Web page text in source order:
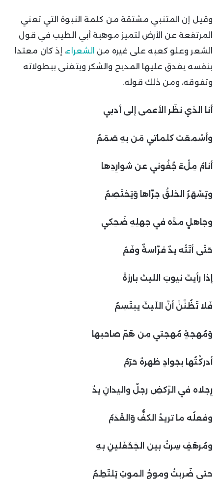
وقيل إن المتنبي مشتقة من كلمة النبوة التي تعني
المرتفعة عن الأرض لتميز موهبة أبي الطيب في قول
الشعر وعلو كعبه على غيره من الشعراء، إذ كان معتدا
بنفسه يغدق عليها المديح والشكر ويتغنى ببطولاته
وتفوقه، ومن ذلك قوله.
أنا الذي نظَر الأعمى إلى أدبي
وأسْمعَت كلماتي مَن بهِ صَمَمُ
أنامُ مِلْءَ جُفُوني عن شوارِدِها
ويَسْهَرُ الخلقُ جرَّاها وَيَختَصِمُ
وجاهلٍ مدَّه في جهلِهِ ضَحِكي
حَتّى أتَتْه يدٌ فرَّاسةٌ وفَمُ
إذا رأيتَ نيوبَ الليث بارزةً
فَلا تَظُنَّنَّ أنَّ اللَيثَ يبتَسِمُ
وَمُهجةٍ مُهجتي مِن هَمّ صاحبها
أدركْتُها بجَوادٍ ظهرهُ حَرَمُ
رِجلاه في الرَّكضِ رجلٌ واليدانِ يدٌ
وفعلُه ما تريدُ الكفُّ وَالقَدَمُ
ومُرهَفٍ سِرتُ بين الجَحْفَلينِ بهِ
حتى ضَربتُ وموجُ الموتِ يَلتَطِمُ